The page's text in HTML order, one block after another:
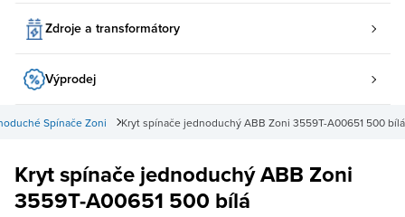
Zdroje a transformátory
Výprodej
Kryt spínače jednoduchý ABB Zoni 3559T-A00651 500 bílá
Spínače Zoni
Kryt spínače jednoduchý ABB Zoni
3559T-A00651 500 bílá